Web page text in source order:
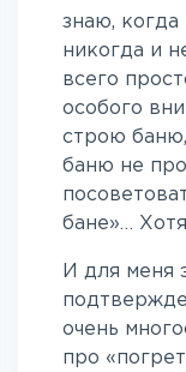
знаю, когда
никогда и
всего
особого
строю
баню не
бане»…
И для меня
очень
про